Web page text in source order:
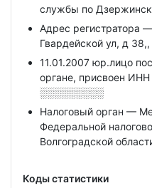
службы по
Адрес регистратора
Гвардейской ул, д 38,,
11.01.2007 юр.лицо
органе, присвоен ИНН
░░░░░░░░░
Налоговый орган —
Федеральной
Волгоградской
Коды статистики